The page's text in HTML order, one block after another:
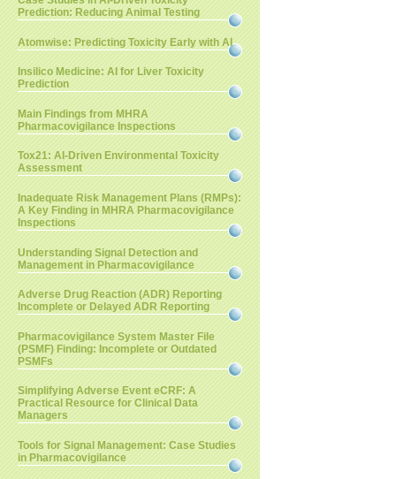
Prediction: Reducing Animal Testing
Atomwise: Predicting Toxicity Early with AI
Insilico Medicine: AI for Liver Toxicity
Prediction
Main Findings from MHRA
Pharmacovigilance Inspections
Tox21: AI-Driven Environmental Toxicity
Assessment
Inadequate Risk Management Plans (RMPs):
A Key Finding in MHRA Pharmacovigilance
Inspections
Understanding Signal Detection and
Management in Pharmacovigilance
Adverse Drug Reaction (ADR) Reporting
Incomplete or Delayed ADR Reporting
Pharmacovigilance System Master File
(PSMF) Finding: Incomplete or Outdated
PSMFs
Simplifying Adverse Event eCRF: A
Practical Resource for Clinical Data
Managers
Tools for Signal Management: Case Studies
in Pharmacovigilance